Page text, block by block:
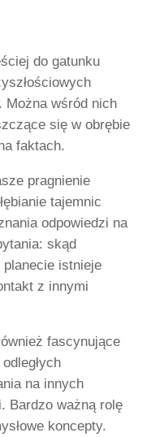
do gatunku
Można wśród nich
się w obrębie
faktach.
pragnienie
tajemnic
odpowiedzi na
skąd
istnieje
z innymi
fascynujące
na innych
Bardzo ważną rolę
koncepty.